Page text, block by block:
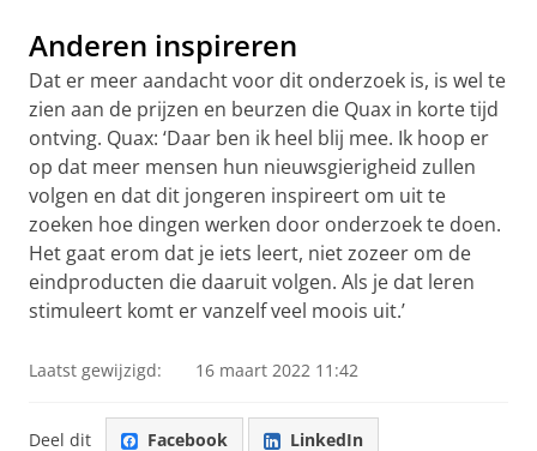
Anderen inspireren
Dat er meer aandacht voor dit onderzoek is, is wel te
zien aan de prijzen en beurzen die Quax in korte tijd
ontving. Quax: ‘Daar ben ik heel blij mee. Ik hoop er
op dat meer mensen hun nieuwsgierigheid zullen
volgen en dat dit jongeren inspireert om uit te
zoeken hoe dingen werken door onderzoek te doen.
Het gaat erom dat je iets leert, niet zozeer om de
eindproducten die daaruit volgen. Als je dat leren
stimuleert komt er vanzelf veel moois uit.’
Laatst gewijzigd: 16 maart 2022 11:42
Deel dit Facebook LinkedIn